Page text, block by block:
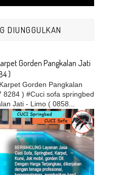
DIUNGGULKAN
Gorden Pangkalan Jati
)
Gorden Pangkalan
8284 ) #Cuci sofa springbed
Jati - Limo ( 0858...